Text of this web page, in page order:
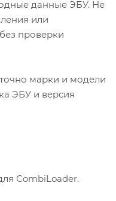
данные ЭБУ. Не
или
проверки
марки и модели
ЭБУ и версия
CombiLoader.